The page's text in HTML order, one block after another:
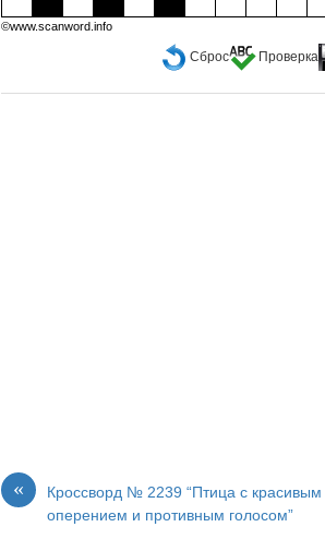
Сброс Проверка
©www.scanword.info
«
Кроссворд № 2239 “Птица с красивым
оперением и противным голосом”